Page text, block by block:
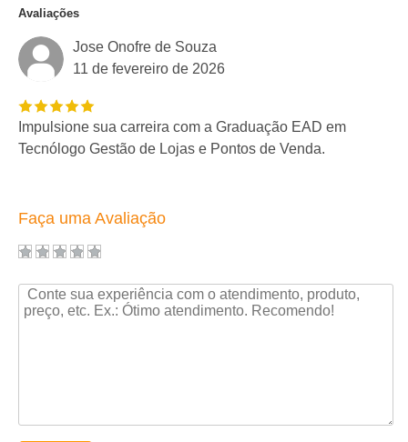
Avaliações
Jose Onofre de Souza
11 de fevereiro de 2026
Impulsione sua carreira com a Graduação EAD em
Tecnólogo Gestão de Lojas e Pontos de Venda.
Faça uma Avaliação